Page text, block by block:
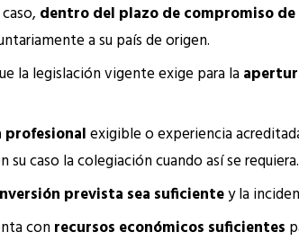
dentro del plazo de compromiso
a su país de origen.
la legislación vigente exige para la
exigible o experiencia
caso la colegiación cuando así se requiera.
prevista sea suficientey la
conrecursos económicos suficientes